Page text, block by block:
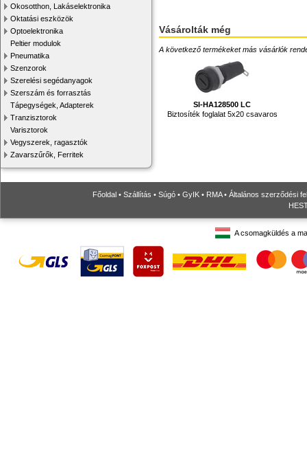
Okosotthon, Lakáselektronika
Oktatási eszközök
Optoelektronika
Peltier modulok
Pneumatika
Szenzorok
Szerelési segédanyagok
Szerszám és forrasztás
Tápegységek, Adapterek
Tranzisztorok
Varisztorok
Vegyszerek, ragasztók
Zavarszűrők, Ferritek
Vásárolták még
A következő termékeket más vásárlók
SI-HA128500 LC
Biztosíték foglalat 5x20 csavaros
Főoldal • Szállítás • Súgó • GyIK • RMA• Általános szerződési
A csomagküldés a